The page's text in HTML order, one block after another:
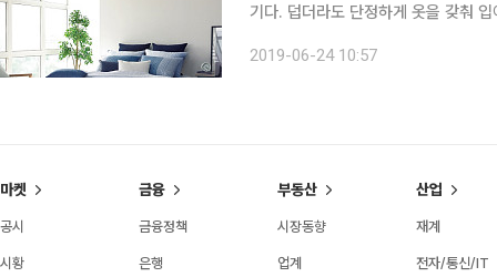
기다. 덥더라도 단정하게 옷을 갖춰
출시되면서 땀 흡수는 물론 시원함까
2019-06-24 10:57
마켓
공시
시황
금융
금융정책
은행
부동산
시장동향
업계
산업
재계
전자/통신/IT